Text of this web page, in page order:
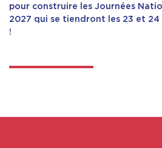
pour construire les Journées
2027 qui se tiendront les 23 et
!